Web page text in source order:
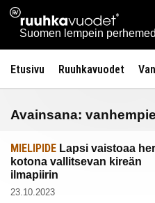
Siirry
sisältöön
Ruuhkavuodet.fi
Suomen lempein
Etusivu Ruuhkavuodet
Avainsana:
MIELIPIDE Lapsi vaistoaa
kotona vallitsevan kireän
ilmapiirin
23.10.2023